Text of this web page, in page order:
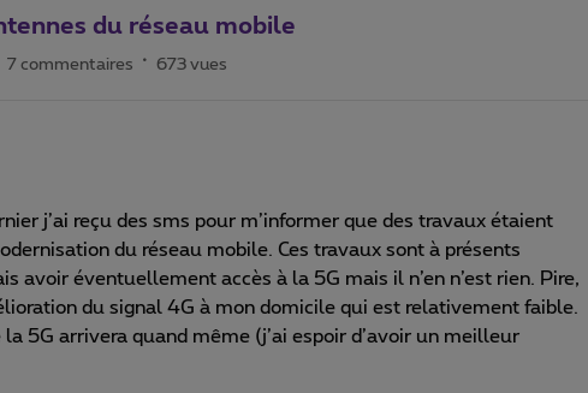
du réseau mobile
7 commentaires 673 vues
j’ai reçu des sms pour m’informer que des travaux étaient
du réseau mobile. Ces travaux sont à présents
avoir éventuellement accès à la 5G mais il n’en n’est rien. Pire,
du signal 4G à mon domicile qui est relativement faible.
5G arrivera quand même (j’ai espoir d’avoir un meilleur